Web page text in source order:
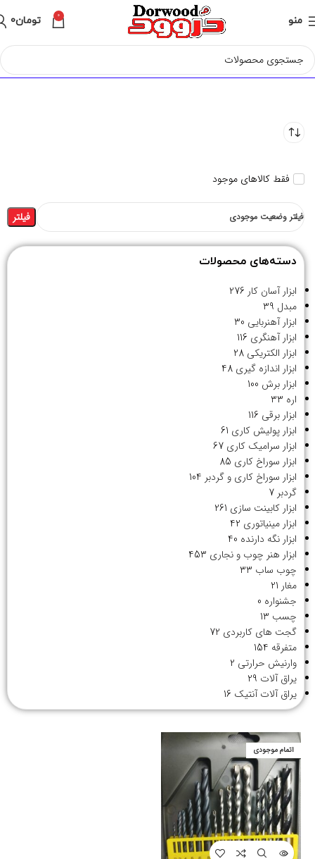
منو 0 تومان0
فقط کالاهای موجود
فیلتر وضعیت موجودی فیلتر
دسته‌های محصولات
ابزار آسان کار 276
مبدل 39
ابزار آهنربایی 30
ابزار آهنگری 116
ابزار الکتریکی 28
ابزار اندازه گیری 48
ابزار برش 100
اره 33
ابزار برقی 116
ابزار پولیش کاری 61
ابزار سرامیک کاری 67
ابزار سوراخ کاری 85
ابزار سوراخ کاری و گردبر 104
گردبر 7
ابزار کابینت سازی 261
ابزار مینیاتوری 42
ابزار نگه دارنده 40
ابزار هنر چوب و نجاری 453
چوب ساب 33
مغار 21
جشنواره 0
چسب 13
گجت های کاربردی 72
متفرقه 154
وارنیش حرارتی 2
یراق آلات 29
یراق آلات آنتیک 16
اتمام موجودی